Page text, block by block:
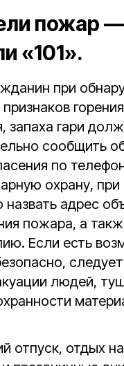
пожар
«101».
при
запаха гари
сообщить
по
охрану, при
адрес
пожара, а
Если есть
людей,
отпуск, отдых